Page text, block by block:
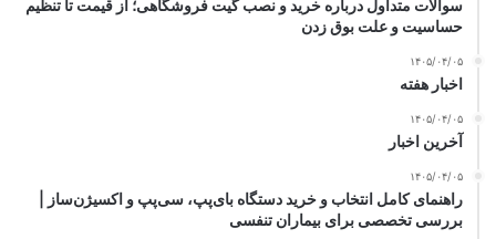
سوالات متداول درباره خرید و نصب گیت فروشگاهی؛ از قیمت تا تنظیم
حساسیت و علت بوق زدن
۱۴۰۵/۰۴/۰۵
اخبار هفته
۱۴۰۵/۰۴/۰۵
آخرین اخبار
۱۴۰۵/۰۴/۰۵
راهنمای کامل انتخاب و خرید دستگاه بای‌پپ، سی‌پپ و اکسیژن‌ساز |
بررسی تخصصی برای بیماران تنفسی